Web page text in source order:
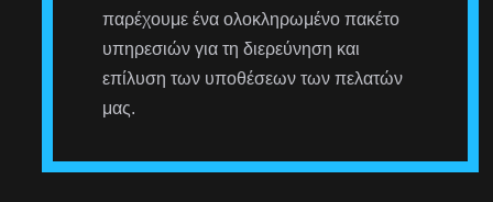
παρέχουμε ένα ολοκληρωμένο πακέτο
υπηρεσιών για τη διερεύνηση και
επίλυση των υποθέσεων των πελατών
μας.